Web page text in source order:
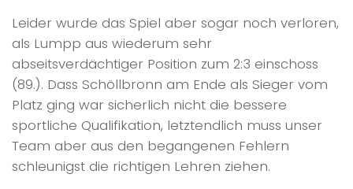
Leider wurde das Spiel aber sogar noch verloren,
als Lumpp aus wiederum sehr
abseitsverdächtiger Position zum 2:3 einschoss
(89.). Dass Schöllbronn am Ende als Sieger vom
Platz ging war sicherlich nicht die bessere
sportliche Qualifikation, letztendlich muss unser
Team aber aus den begangenen Fehlern
schleunigst die richtigen Lehren ziehen.